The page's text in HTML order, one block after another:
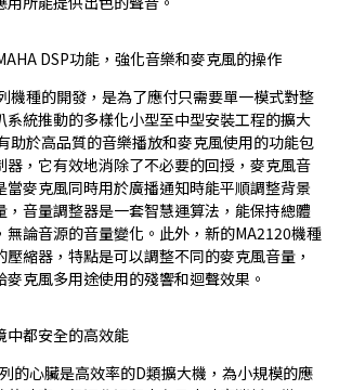
DSP功能，強化音樂和麥克風的操作
機種的開發，是為了應付只需要單一模式對整
系統推動的多樣化小型至中型安裝工程的擴大
助於高品質的音樂播放和麥克風使用的功能包
器，它有效地消除了不必要的回授，麥克風音
當麥克風同時用於廣播通知時能平順調整背景
，音量調整器是一套智慧運算法，能保持總體
無論音源的音量變化。此外，新的MA2120機種
壓縮器，特點是可以調整不同的麥克風音量，
麥克風多用途使用的殘響和迴聲效果。
中都安全的高效能
的心臟是高效率的D類擴大機，為小規模的應